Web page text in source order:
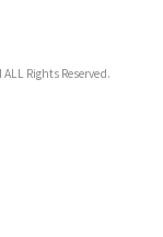
Rights Reserved.